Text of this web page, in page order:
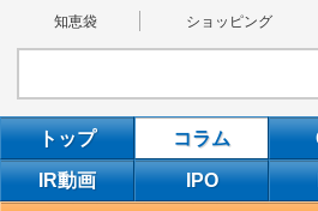
知恵袋
ショッピング
トップ コラム
IR動画 IPO